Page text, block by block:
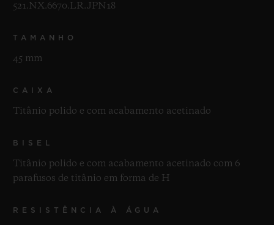
521.NX.6670.LR.JPN18
TAMANHO
45 mm
CAIXA
Titânio polido e com acabamento acetinado
BISEL
Titânio polido e com acabamento acetinado com 6
parafusos de titânio em forma de H
RESISTÊNCIA À ÁGUA